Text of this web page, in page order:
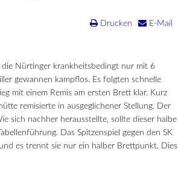
Drucken E-Mail
Nürtinger krankheitsbedingt nur mit 6
gewannen kampflos. Es folgten schnelle
mit einem Remis am ersten Brett klar. Kurz
remisierte in ausgeglichener Stellung. Der
sich nachher herausstellte, sollte dieser halbe
Das Spitzenspiel gegen den SK
es trennt sie nur ein halber Brettpunkt. Dies